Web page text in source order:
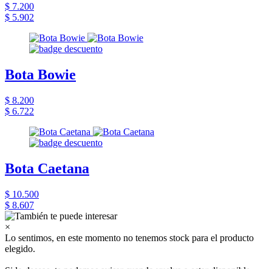
$ 7.200
$ 5.902
Bota Bowie
$ 8.200
$ 6.722
Bota Caetana
$ 10.500
$ 8.607
×
Lo sentimos, en este momento no tenemos stock para el producto
elegido.